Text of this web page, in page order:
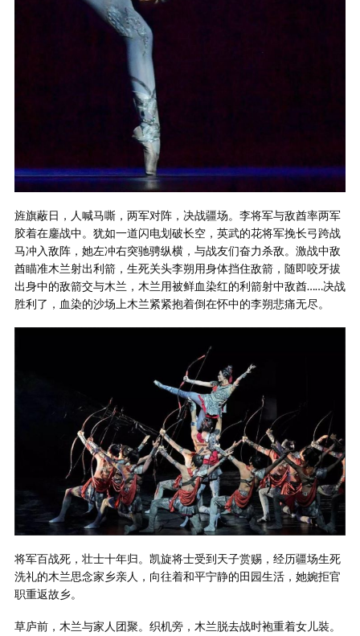
旌旗蔽日，人喊马嘶，两军对阵，决战疆场。李将军与敌酋率两军
胶着在鏖战中。犹如一道闪电划破长空，英武的花将军挽长弓跨战
马冲入敌阵，她左冲右突驰骋纵横，与战友们奋力杀敌。激战中敌
酋瞄准木兰射出利箭，生死关头李朔用身体挡住敌箭，随即咬牙拔
出身中的敌箭交与木兰，木兰用被鲜血染红的利箭射中敌酋……决战
胜利了，血染的沙场上木兰紧紧抱着倒在怀中的李朔悲痛无尽。
将军百战死，壮士十年归。凯旋将士受到天子赏赐，经历疆场生死
洗礼的木兰思念家乡亲人，向往着和平宁静的田园生活，她婉拒官
职重返故乡。
草庐前，木兰与家人团聚。织机旁，木兰脱去战时袍重着女儿裝。